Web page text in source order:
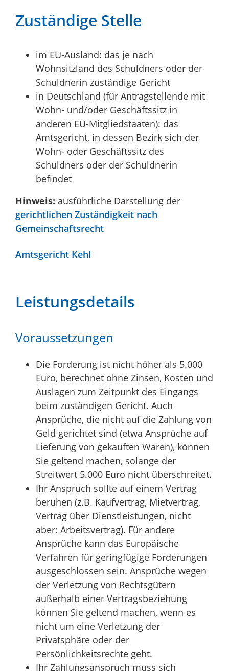
Zuständige Stelle
im EU-Ausland: das je nach
Wohnsitzland des Schuldners oder der
Schuldnerin zuständige Gericht
in Deutschland (für Antragstellende mit
Wohn- und/oder Geschäftssitz in
anderen EU-Mitgliedstaaten): das
Amtsgericht, in dessen Bezirk sich der
Wohn- oder Geschäftssitz des
Schuldners oder der Schuldnerin
befindet
Hinweis: ausführliche Darstellung der
gerichtlichen Zuständigkeit nach
Gemeinschaftsrecht
Amtsgericht Kehl
Leistungsdetails
Voraussetzungen
Die Forderung ist nicht höher als 5.000
Euro, berechnet ohne Zinsen, Kosten und
Auslagen zum Zeitpunkt des Eingangs
beim zuständigen Gericht. Auch
Ansprüche, die nicht auf die Zahlung von
Geld gerichtet sind (etwa Ansprüche auf
Lieferung von gekauften Waren), können
Sie geltend machen, solange der
Streitwert 5.000 Euro nicht überschreitet.
Ihr Anspruch sollte auf einem Vertrag
beruhen (z.B. Kaufvertrag, Mietvertrag,
Vertrag über Dienstleistungen, nicht
aber: Arbeitsvertrag). Für andere
Ansprüche kann das Europäische
Verfahren für geringfügige Forderungen
ausgeschlossen sein. Ansprüche wegen
der Verletzung von Rechtsgütern
außerhalb einer Vertragsbeziehung
können Sie geltend machen, wenn es
nicht um eine Verletzung der
Privatsphäre oder der
Persönlichkeitsrechte geht.
Ihr Zahlungsanspruch muss sich